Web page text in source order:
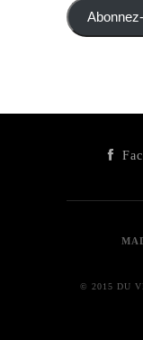
mail
© 2015 DU